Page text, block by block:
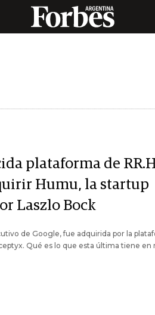
plataforma de
Humu, la startup
Laszlo Bock
de Google, fue adquirida por la
Qué es lo que esta última tiene en